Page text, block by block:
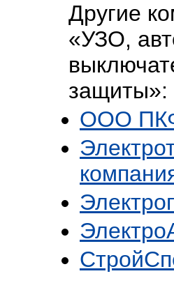
Другие
«УЗО,
защиты»:
ООО